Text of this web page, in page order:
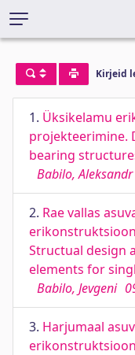
Kirjeid
1. Üksikelamu
projekteerimine.
bearing
Babilo, Aleksandr
2. Rae vallas
Structual design
elements for
Babilo, Jevgeni
3. Harjumaal